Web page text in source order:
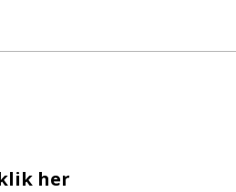
her